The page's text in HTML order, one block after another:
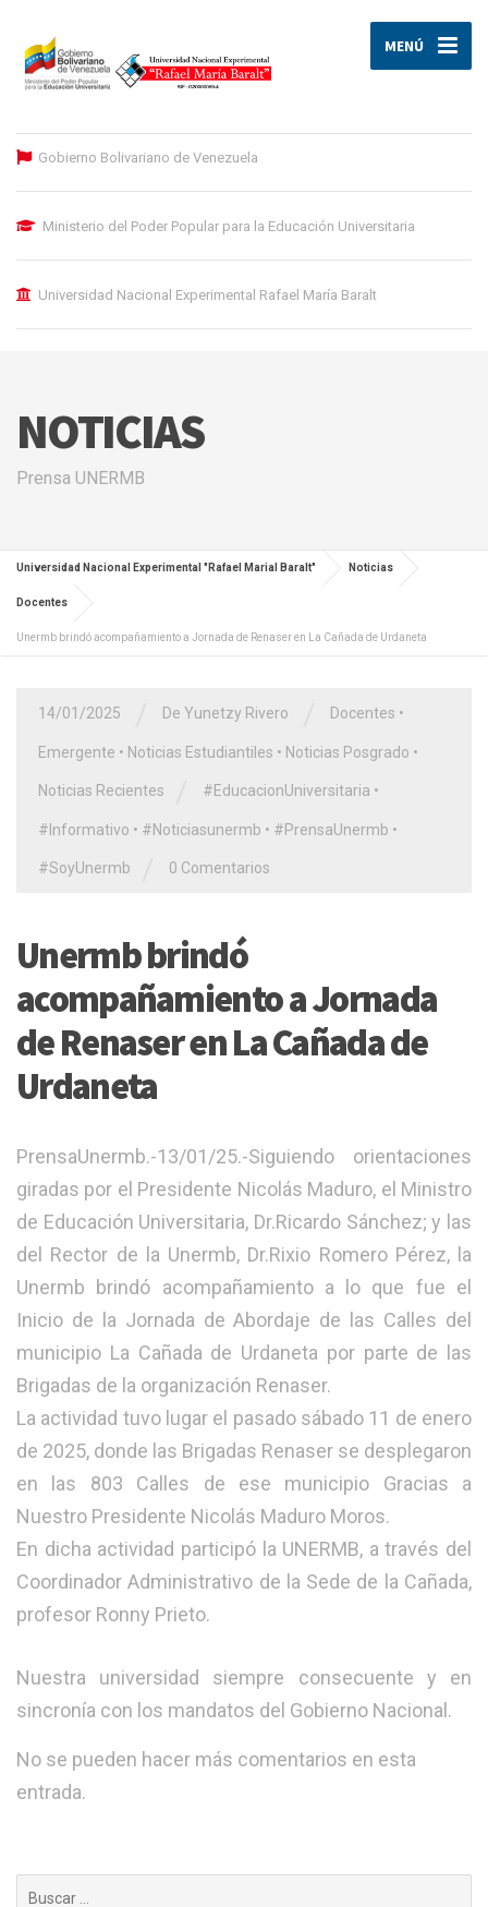
MENÚ
Gobierno Bolivariano de Venezuela
Ministerio del Poder Popular para la Educación Universitaria
Universidad Nacional Experimental Rafael María Baralt
NOTICIAS
Prensa UNERMB
Universidad Nacional Experimental "Rafael Marial Baralt" Noticias
Docentes
Unermb brindó acompañamiento a Jornada de Renaser en La Cañada de Urdaneta
14/01/2025 De Yunetzy Rivero Docentes •
Emergente • Noticias Estudiantiles • Noticias Posgrado •
Noticias Recientes #EducacionUniversitaria •
#Informativo • #Noticiasunermb • #PrensaUnermb •
#SoyUnermb 0 Comentarios
Unermb brindó
acompañamiento a Jornada
de Renaser en La Cañada de
Urdaneta
PrensaUnermb.-13/01/25.-Siguiendo orientaciones
giradas por el Presidente Nicolás Maduro, el Ministro
de Educación Universitaria, Dr.Ricardo Sánchez; y las
del Rector de la Unermb, Dr.Rixio Romero Pérez, la
Unermb brindó acompañamiento a lo que fue el
Inicio de la Jornada de Abordaje de las Calles del
municipio La Cañada de Urdaneta por parte de las
Brigadas de la organización Renaser.
La actividad tuvo lugar el pasado sábado 11 de enero
de 2025, donde las Brigadas Renaser se desplegaron
en las 803 Calles de ese municipio Gracias a
Nuestro Presidente Nicolás Maduro Moros.
En dicha actividad participó la UNERMB, a través del
Coordinador Administrativo de la Sede de la Cañada,
profesor Ronny Prieto.
Nuestra universidad siempre consecuente y en
sincronía con los mandatos del Gobierno Nacional.
No se pueden hacer más comentarios en esta
entrada.